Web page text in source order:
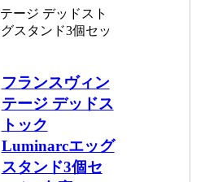
フランスヴィン
テージ デッドス
トック
Luminarcエッグ
スタンド3個セ